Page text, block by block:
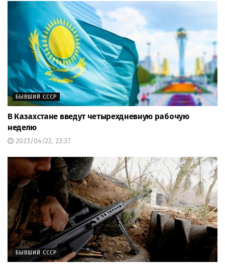
БЫВШИЙ СССР
В Казахстане введут четырехдневную рабочую
неделю
2023/04/22, 23:37
БЫВШИЙ СССР